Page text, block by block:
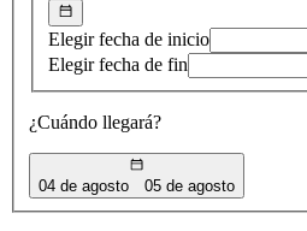
Elegir fecha de inicio
Elegir fecha de fin
¿Cuándo llegará?
04 de agosto 05 de agosto